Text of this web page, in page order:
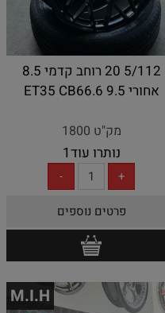
5/112 20 רוחב קדמי 8.5
אחורי 9.5 ET35 CB66.6
מק"ט 1800
נותרו עוד1
פרטים נוספים
M.I.H